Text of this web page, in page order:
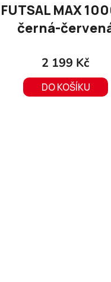
MAX
černá-
2 199 Kč
DO KOŠÍKU